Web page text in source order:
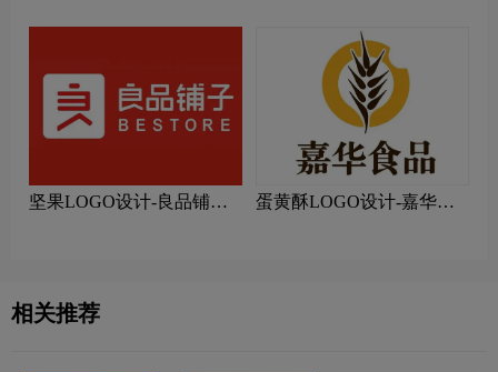
坚果LOGO设计-良品铺子
蛋黄酥LOGO设计-嘉华食
相关推荐